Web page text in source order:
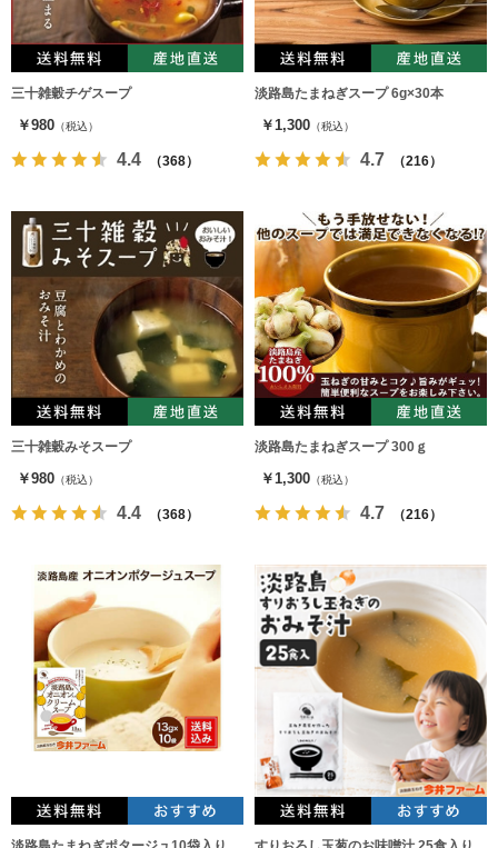
三十雑穀チゲスープ
￥980 （税込）
4.4 （368）
淡路島たまねぎスープ 6g×30本
￥1,300 （税込）
4.7 （216）
三十雑穀みそスープ
￥980 （税込）
4.4 （368）
淡路島たまねぎスープ 300ｇ
￥1,300 （税込）
4.7 （216）